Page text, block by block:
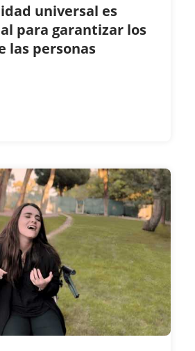
universal es
para garantizar los
las personas